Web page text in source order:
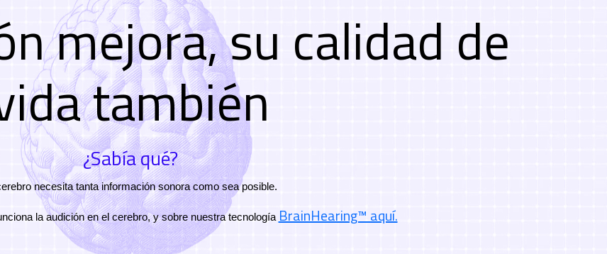
mejora, su calidad de
también
¿Sabía qué?
necesita tanta información sonora como sea posible.
la audición en el cerebro, y sobre nuestra tecnología BrainHearing™ aquí.